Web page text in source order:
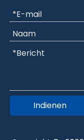
Indienen